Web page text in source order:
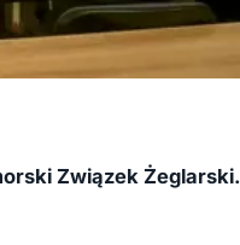
Związek Żeglarski.